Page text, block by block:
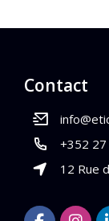
Contact
+352
12 Rue